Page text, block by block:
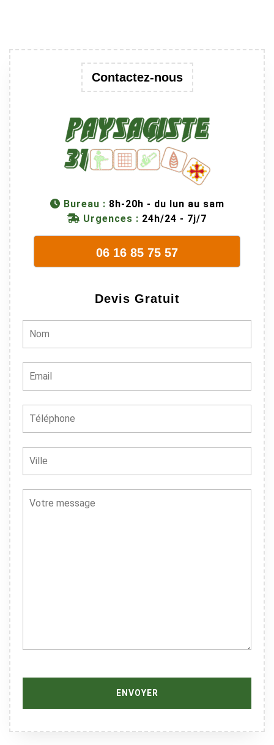
Contactez-nous
Bureau : 8h-20h - du lun au sam
Urgences : 24h/24 - 7j/7
06 16 85 75 57
Devis Gratuit